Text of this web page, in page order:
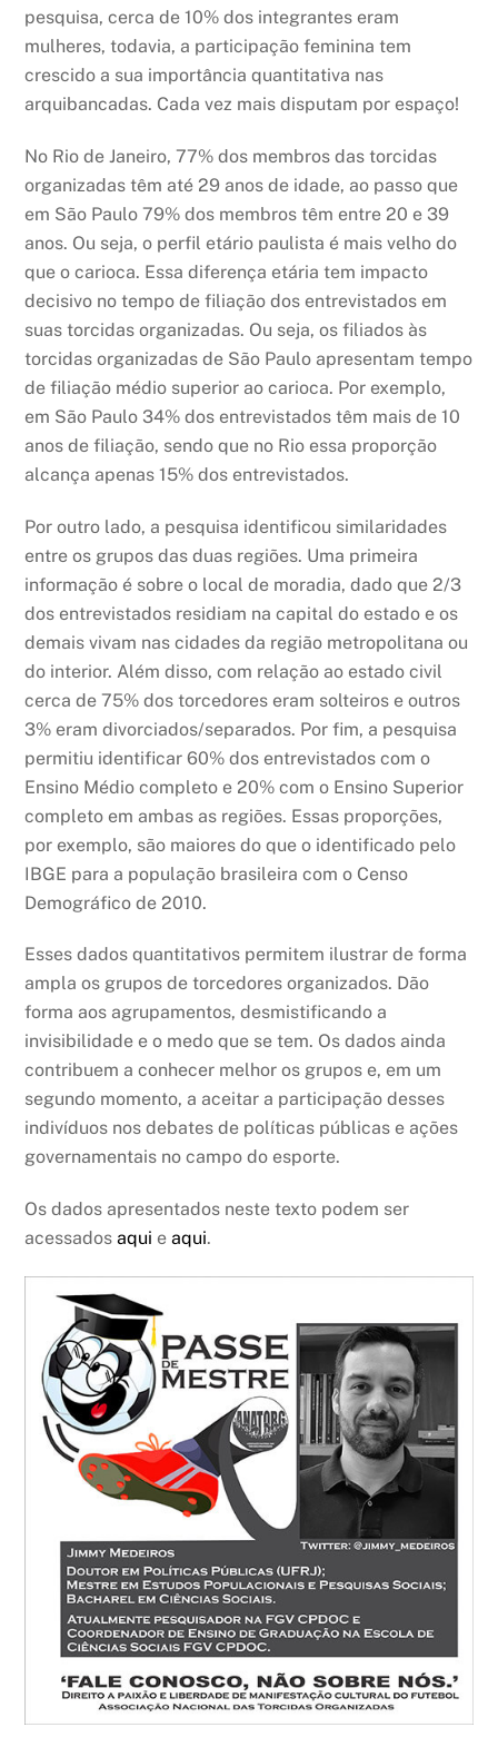
pesquisa, cerca de 10% dos integrantes eram
mulheres, todavia, a participação feminina tem
crescido a sua importância quantitativa nas
arquibancadas. Cada vez mais disputam por espaço!
No Rio de Janeiro, 77% dos membros das torcidas
organizadas têm até 29 anos de idade, ao passo que
em São Paulo 79% dos membros têm entre 20 e 39
anos. Ou seja, o perfil etário paulista é mais velho do
que o carioca. Essa diferença etária tem impacto
decisivo no tempo de filiação dos entrevistados em
suas torcidas organizadas. Ou seja, os filiados às
torcidas organizadas de São Paulo apresentam tempo
de filiação médio superior ao carioca. Por exemplo,
em São Paulo 34% dos entrevistados têm mais de 10
anos de filiação, sendo que no Rio essa proporção
alcança apenas 15% dos entrevistados.
Por outro lado, a pesquisa identificou similaridades
entre os grupos das duas regiões. Uma primeira
informação é sobre o local de moradia, dado que 2/3
dos entrevistados residiam na capital do estado e os
demais vivam nas cidades da região metropolitana ou
do interior. Além disso, com relação ao estado civil
cerca de 75% dos torcedores eram solteiros e outros
3% eram divorciados/separados. Por fim, a pesquisa
permitiu identificar 60% dos entrevistados com o
Ensino Médio completo e 20% com o Ensino Superior
completo em ambas as regiões. Essas proporções,
por exemplo, são maiores do que o identificado pelo
IBGE para a população brasileira com o Censo
Demográfico de 2010.
Esses dados quantitativos permitem ilustrar de forma
ampla os grupos de torcedores organizados. Dão
forma aos agrupamentos, desmistificando a
invisibilidade e o medo que se tem. Os dados ainda
contribuem a conhecer melhor os grupos e, em um
segundo momento, a aceitar a participação desses
indivíduos nos debates de políticas públicas e ações
governamentais no campo do esporte.
Os dados apresentados neste texto podem ser
acessadosaqui eaqui.